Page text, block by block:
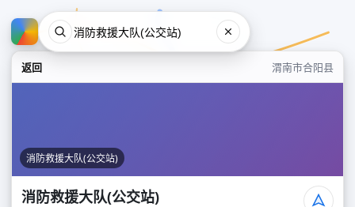
返回 渭南市合阳县
消防救援大队(公交站)
消防救援大队(公交站)